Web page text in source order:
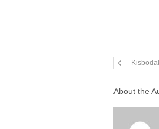
About the